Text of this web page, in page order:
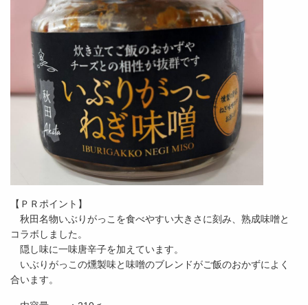
【ＰＲポイント】
秋田名物いぶりがっこを食べやすい大きさに刻み、熟成味噌と
コラボしました。
隠し味に一味唐辛子を加えています。
いぶりがっこの燻製味と味噌のブレンドがご飯のおかずによく
合います。